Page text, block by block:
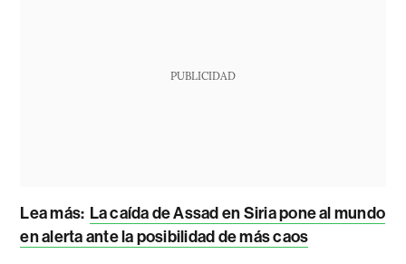
PUBLICIDAD
Lea más: La caída de Assad en Siria pone al mundo
en alerta ante la posibilidad de más caos